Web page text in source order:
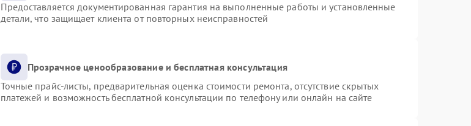
Предоставляется документированная гарантия на выполненные работы и установленные
детали, что защищает клиента от повторных неисправностей
Прозрачное ценообразование и бесплатная консультация
Точные прайс-листы, предварительная оценка стоимости ремонта, отсутствие скрытых
платежей и возможность бесплатной консультации по телефону или онлайн на сайте